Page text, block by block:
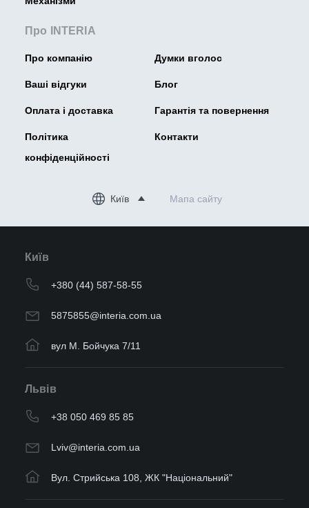
Про INTERIA
Про компанію Думки вголос
Ваші відгуки Блог
Оплата і доставка Гарантія та повернення
Політика
конфіденційності
Контакти
Київ Мапа сайту
Київ
+380 (44) 587-58-55
5875855@interia.com.ua
вул М. Бойчука 7/11
Львів
+38 050 469 85 85
Lviv@interia.com.ua
Вул. Стрийська 108, ЖК "Національний"